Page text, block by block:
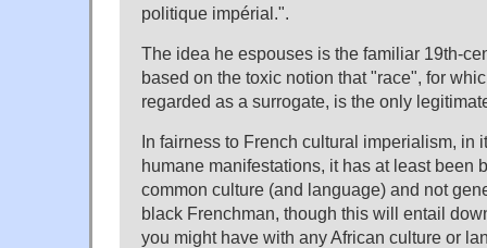
politique impérial.".
The idea he espouses is the familiar 19th-
based on the toxic notion that "race", for
regarded as a surrogate, is the only
In fairness to French cultural imperialism, in
humane manifestations, it has at least been
common culture (and language) and not
black Frenchman, though this will entail
you might have with any African culture or